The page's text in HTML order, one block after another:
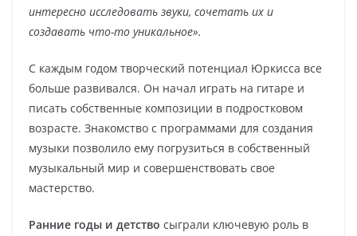
интересно исследовать звуки, сочетать их и
создавать что-то уникальное».
С каждым годом творческий потенциал Юркисса все
больше развивался. Он начал играть на гитаре и
писать собственные композиции в подростковом
возрасте. Знакомство с программами для создания
музыки позволило ему погрузиться в собственный
музыкальный мир и совершенствовать свое
мастерство.
Ранние годы и детство сыграли ключевую роль в